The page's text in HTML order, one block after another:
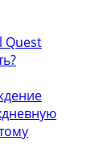
Quest